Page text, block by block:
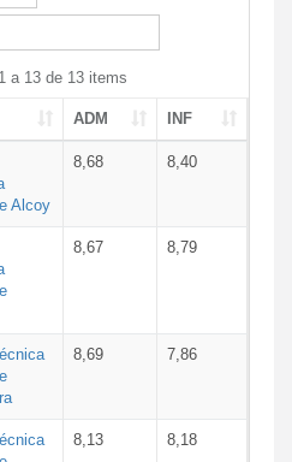
a 13 de 13 items
ADM INF
Alcoy
8,68 8,40
8,67 8,79
8,69 7,86
8,13 8,18